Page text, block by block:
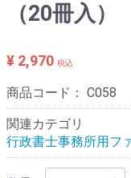
（20冊入）
¥ 2,970 税込
商品コード： C058
関連カテゴリ
行政書士事務所用フ